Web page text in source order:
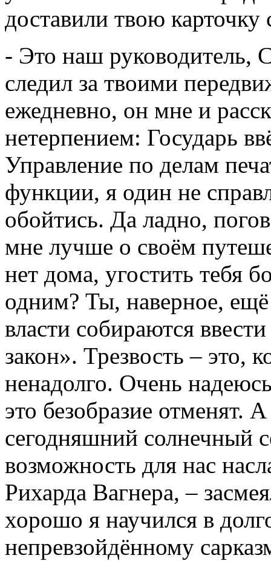
доставили твою
- Это наш руководитель,
следил за твоими
ежедневно, он мне и
нетерпением: Государь
Управление по делам
функции, я один не
обойтись. Да ладно,
мне лучше о своём
нет дома, угостить тебя
одним? Ты, наверное,
власти собираются
закон». Трезвость – это,
ненадолго. Очень
это безобразие отменят.
сегодняшний солнечный
возможность для нас
Рихарда Вагнера, –
хорошо я научился в
непревзойдённому